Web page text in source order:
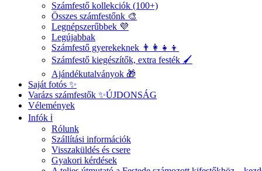
Számfestő kollekciók (100+)
Összes számfestőnk 🎨
Legnépszerűbbek 💜
Legújabbak
Számfestő gyerekeknek 👨‍👩‍👧‍👦
Számfestő kiegészítők, extra festék 🖌️
Ajándékutalványok 🎁
Saját fotós ✨
Varázs számfestők ✨ÚJDONSÁG
Vélemények
Infók ℹ️
Rólunk
Szállítási információk
Visszaküldés és csere
Gyakori kérdések